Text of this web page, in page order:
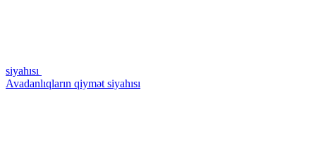
siyahısı
Avadanlıqların qiymət siyahısı